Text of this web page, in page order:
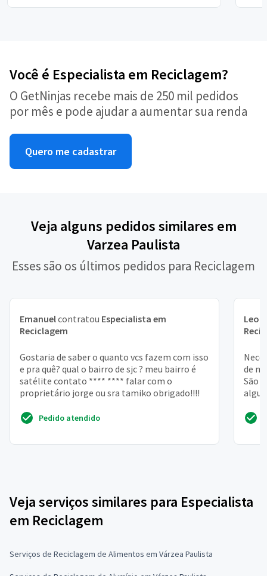
Você é Especialista em Reciclagem?
O GetNinjas recebe mais de 250 mil pedidos
por mês e pode ajudar a aumentar sua renda
Quero me cadastrar
Veja alguns pedidos similares em
Varzea Paulista
Esses são os últimos pedidos para Reciclagem
Emanuelcontratou Especialista em
Reciclagem
Gostaria de saber o quanto vcs fazem com isso
e pra quê? qual o bairro de sjc ? meu bairro é
satélite contato **** **** falar com o
proprietário jorge ou sra tamiko obrigado!!!!
Pedido atendido
de
São
Veja serviços similares para Especialista
em Reciclagem
Serviços de Reciclagem de Alimentos em Várzea Paulista